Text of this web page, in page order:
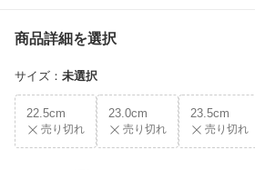
商品詳細を選択
サイズ ： 未選択
22.5cm
売り切れ
23.0cm
売り切れ
23.5cm
売り切れ